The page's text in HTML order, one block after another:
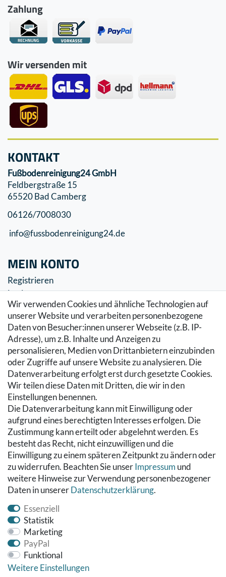
Zahlung
Wir versenden mit
Wir verwenden Cookies und ähnliche Technologien auf
unserer Website und verarbeiten personenbezogene
Daten von Besucher:innen unserer Webseite (z.B. IP-
Adresse), um z.B. Inhalte und Anzeigen zu
personalisieren, Medien von Drittanbietern einzubinden
oder Zugriffe auf unsere Website zu analysieren. Die
Datenverarbeitung erfolgt erst durch gesetzte Cookies.
Wir teilen diese Daten mit Dritten, die wir in den
Einstellungen benennen.
Die Datenverarbeitung kann mit Einwilligung oder
aufgrund eines berechtigten Interesses erfolgen. Die
Zustimmung kann erteilt oder abgelehnt werden. Es
besteht das Recht, nicht einzuwilligen und die
Einwilligung zu einem späteren Zeitpunkt zu ändern oder
zu widerrufen. Beachten Sie unserImpressum und
weitere Hinweise zur Verwendung personenbezogener
Daten in unsererDaten­schutz­erklärung.
Essenziell
Statistik
Marketing
PayPal
Funktional
Weitere Einstellungen
KONTAKT
Fußbodenreinigung24 GmbH
Feldbergstraße 15
65520 Bad Camberg
06126/7008030
info@fussbodenreinigung24.de
MEIN KONTO
Registrieren
Login
SERVICE
Zahlung & Versand
Warenkorb
Zur Kasse
Hilfe
RECHTLICHES
Kontakt
Datenschutzerklärung
AGB
Impressum
Hinweise zur Batterieentsorgung
Widerrufs­recht
Vertrag widerrufen
© Copyright 2026 Fußbodenreinigung24 GmbH | Alle Rechte